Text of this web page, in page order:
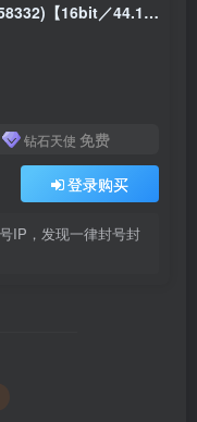
倖田來未 – anytime – EP(4988064458332)【16bit／44.1kHz】日本区
钻石天使 免费
登录购买
IP，发现一律封号封